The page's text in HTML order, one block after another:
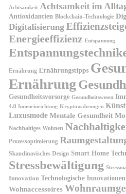
Achtsamkeit Achtsamkeit im
Antioxidantien Blockchain-Technologie
Digitalisierung
Energieeffizienz Entspannung
Ernährung Ernährungstipps
Ernährung
Gesundheitsvorsorge Gesundheitswesen
4.0 Inneneinrichtung Kryptowährungen
Luxusmode Mentale Gesundheit
Nachhaltiges Wohnen
Prozessoptimierung
Skandinavisches Design Smart Home
Stressbewältigung
Innovation Technologische Innovationen
Wohnaccessoires